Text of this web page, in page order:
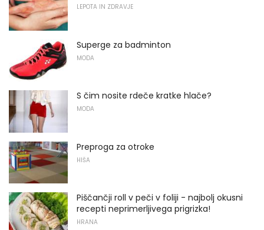
LEPOTA IN ZDRAVJE
Superge za badminton
MODA
S čim nosite rdeče kratke hlače?
MODA
Preproga za otroke
HIŠA
Piščančji roll v peči v foliji - najbolj okusni
recepti neprimerljivega prigrizka!
HRANA